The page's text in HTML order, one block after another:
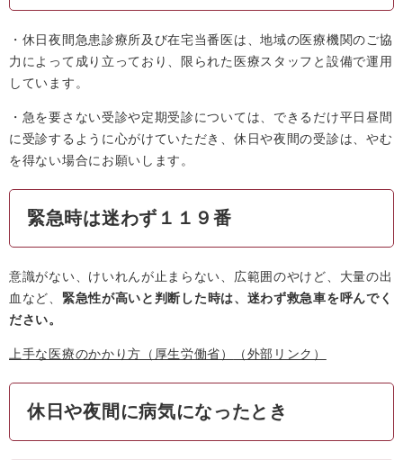
・休日夜間急患診療所及び在宅当番医は、地域の医療機関のご協
力によって成り立っており、限られた医療スタッフと設備で運用
しています。
・急を要さない受診や定期受診については、できるだけ平日昼間
に受診するように心がけていただき、休日や夜間の受診は、やむ
を得ない場合にお願いします。
緊急時は迷わず１１９番
意識がない、けいれんが止まらない、広範囲のやけど、大量の出
血など、 緊急性が高いと判断した時は、迷わず救急車を呼んでく
ださい。
上手な医療のかかり方（厚生労働省） （外部リンク）
休日や夜間に病気になったとき